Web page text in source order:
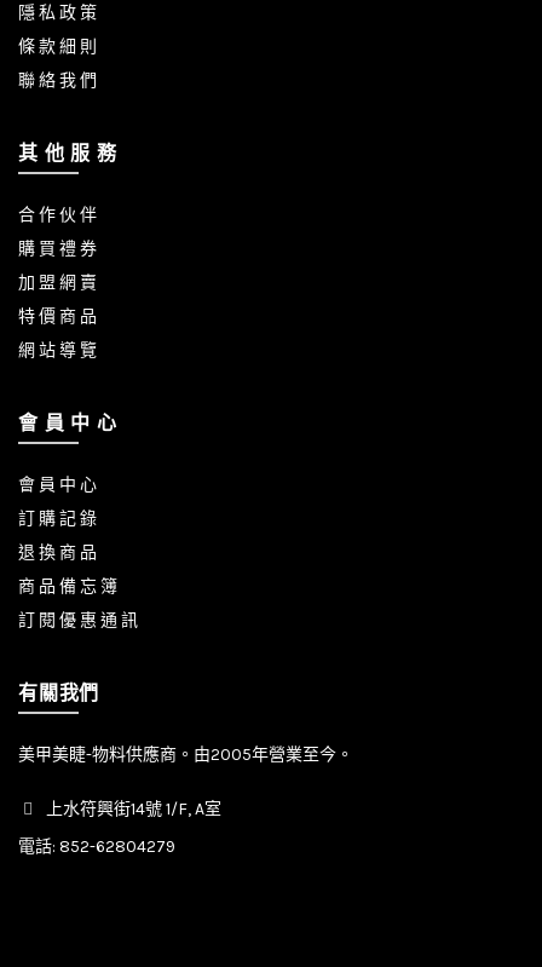
隱 私 政 策
條 款 細 則
聯 絡 我 們
其 他 服 務
合 作 伙 伴
購 買 禮 券
加 盟 網 賣
特 價 商 品
網 站 導 覽
會 員 中 心
會 員 中 心
訂 購 記 錄
退 換 商 品
商 品 備 忘 簿
訂 閱 優 惠 通 訊
有關我們
美甲美睫-物料供應商。由2005年營業至今。
上水符興街14號 1/F, A室
電話: 852-62804279